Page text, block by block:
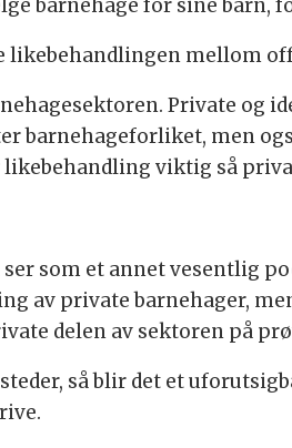
barnehage for sine barn,
likebehandlingen mellom
Private og
barnehageforliket, men
viktig så
som et annet vesentlig
av private barnehager,
delen av sektoren på
så blir det et